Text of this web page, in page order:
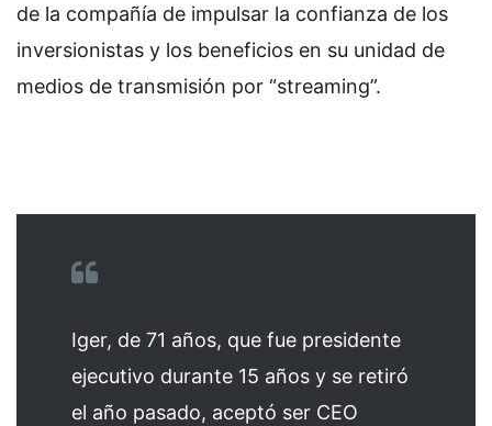
de la compañía de impulsar la confianza de los
inversionistas y los beneficios en su unidad de
medios de transmisión por “streaming”.
Iger, de 71 años, que fue presidente
ejecutivo durante 15 años y se retiró
el año pasado, aceptó ser CEO